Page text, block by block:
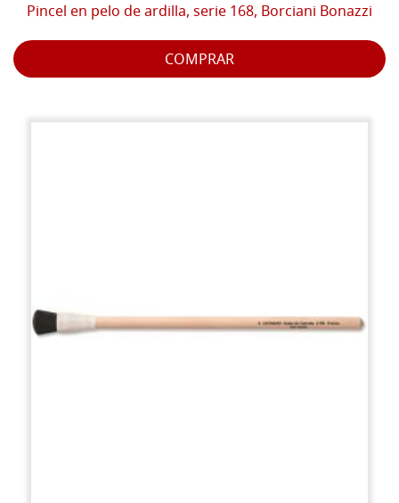
Pincel en pelo de ardilla, serie 168, Borciani Bonazzi
COMPRAR